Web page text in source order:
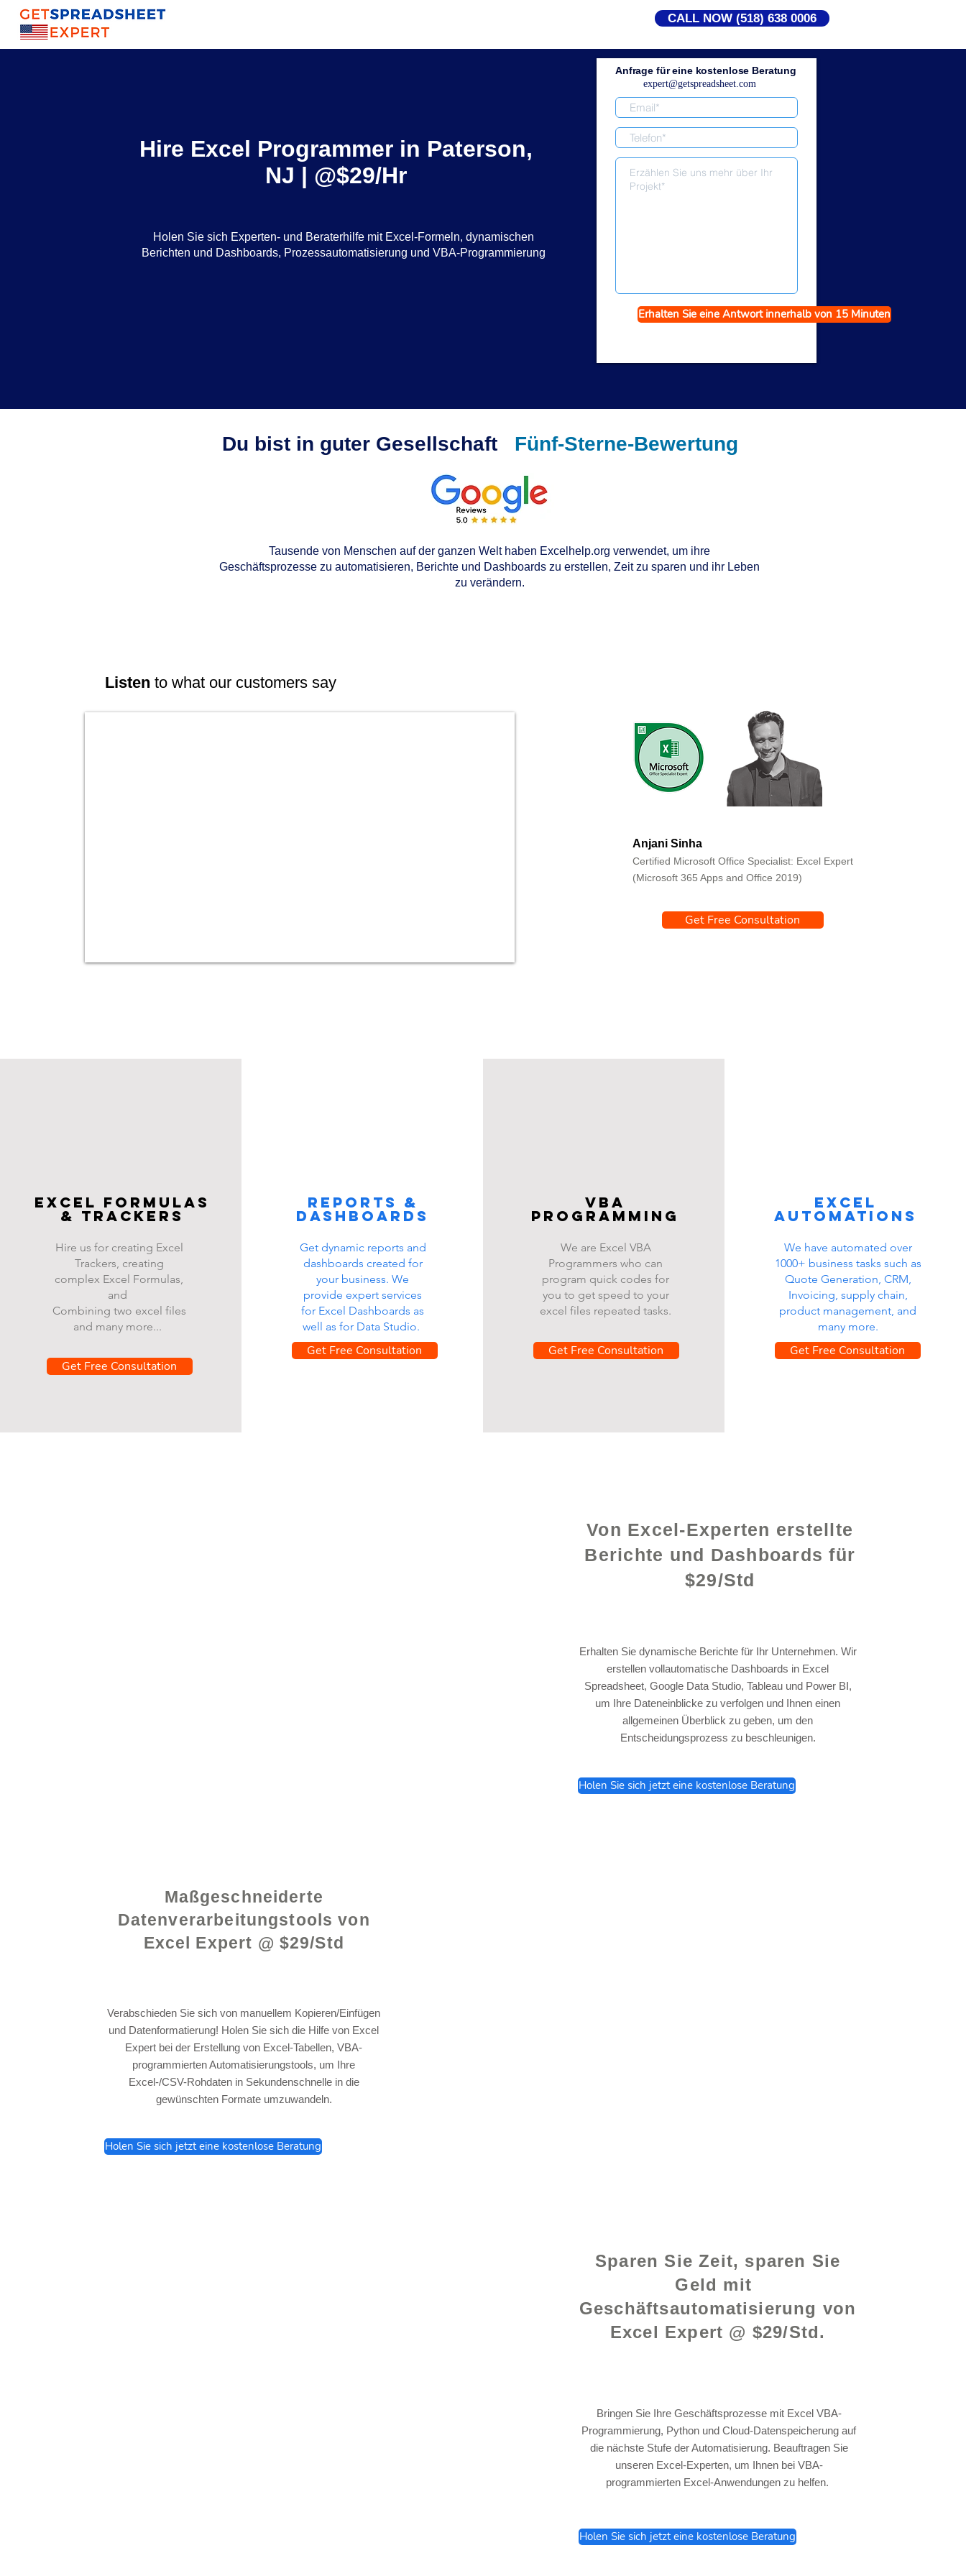
CALL NOW (518) 638 0006
Hire Excel Programmer in Paterson,
NJ | @$29/Hr
Holen Sie sich Experten- und Beraterhilfe mit Excel-Formeln, dynamischen
Berichten und Dashboards, Prozessautomatisierung und VBA-Programmierung
Anfrage für eine kostenlose Beratung
expert@getspreadsheet.com
Erhalten Sie eine Antwort innerhalb von 15 Minuten
Du bist in guter Gesellschaft Fünf-Sterne-Bewertung
Tausende von Menschen auf der ganzen Welt haben Excelhelp.org verwendet, um ihre
Geschäftsprozesse zu automatisieren, Berichte und Dashboards zu erstellen, Zeit zu sparen und ihr Leben
zu verändern.
Listen to what our customers say
Anjani Sinha
Certified Microsoft Office Specialist: Excel Expert
(Microsoft 365 Apps and Office 2019)
Get Free Consultation
Excel FOrmulas
& Trackers
Hire us for creating Excel
Trackers, creating
complex Excel Formulas,
and
Combining two excel files
and many more...
Get Free Consultation
Reports &
dashboards
Get dynamic reports and
dashboards created for
your business. We
provide expert services
for Excel Dashboards as
well as for Data Studio.
Get Free Consultation
VBA
programming
We are Excel VBA
Programmers who can
program quick codes for
you to get speed to your
excel files repeated tasks.
Get Free Consultation
Excel
automations
We have automated over
1000+ business tasks such as
Quote Generation, CRM,
Invoicing, supply chain,
product management, and
many more.
Get Free Consultation
Von Excel-Experten erstellte
Berichte und Dashboards für
$29/Std
Erhalten Sie dynamische Berichte für Ihr Unternehmen. Wir
erstellen vollautomatische Dashboards in Excel
Spreadsheet, Google Data Studio, Tableau und Power BI,
um Ihre Dateneinblicke zu verfolgen und Ihnen einen
allgemeinen Überblick zu geben, um den
Entscheidungsprozess zu beschleunigen.
Holen Sie sich jetzt eine kostenlose Beratung
Maßgeschneiderte
Datenverarbeitungstools von
Excel Expert @ $29/Std
Verabschieden Sie sich von manuellem Kopieren/Einfügen
und Datenformatierung! Holen Sie sich die Hilfe von Excel
Expert bei der Erstellung von Excel-Tabellen, VBA-
programmierten Automatisierungstools, um Ihre
Excel-/CSV-Rohdaten in Sekundenschnelle in die
gewünschten Formate umzuwandeln.
Holen Sie sich jetzt eine kostenlose Beratung
Sparen Sie Zeit, sparen Sie
Geld mit
Geschäftsautomatisierung von
Excel Expert @ $29/Std.
Bringen Sie Ihre Geschäftsprozesse mit Excel VBA-
Programmierung, Python und Cloud-Datenspeicherung auf
die nächste Stufe der Automatisierung. Beauftragen Sie
unseren Excel-Experten, um Ihnen bei VBA-
programmierten Excel-Anwendungen zu helfen.
Holen Sie sich jetzt eine kostenlose Beratung